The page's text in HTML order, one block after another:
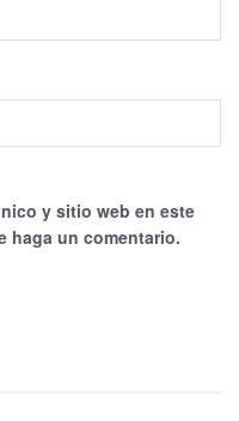
y sitio web en este
haga un comentario.